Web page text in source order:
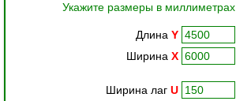
Укажите размеры в миллиметрах
Длина Y
Ширина X
Ширина лаг U